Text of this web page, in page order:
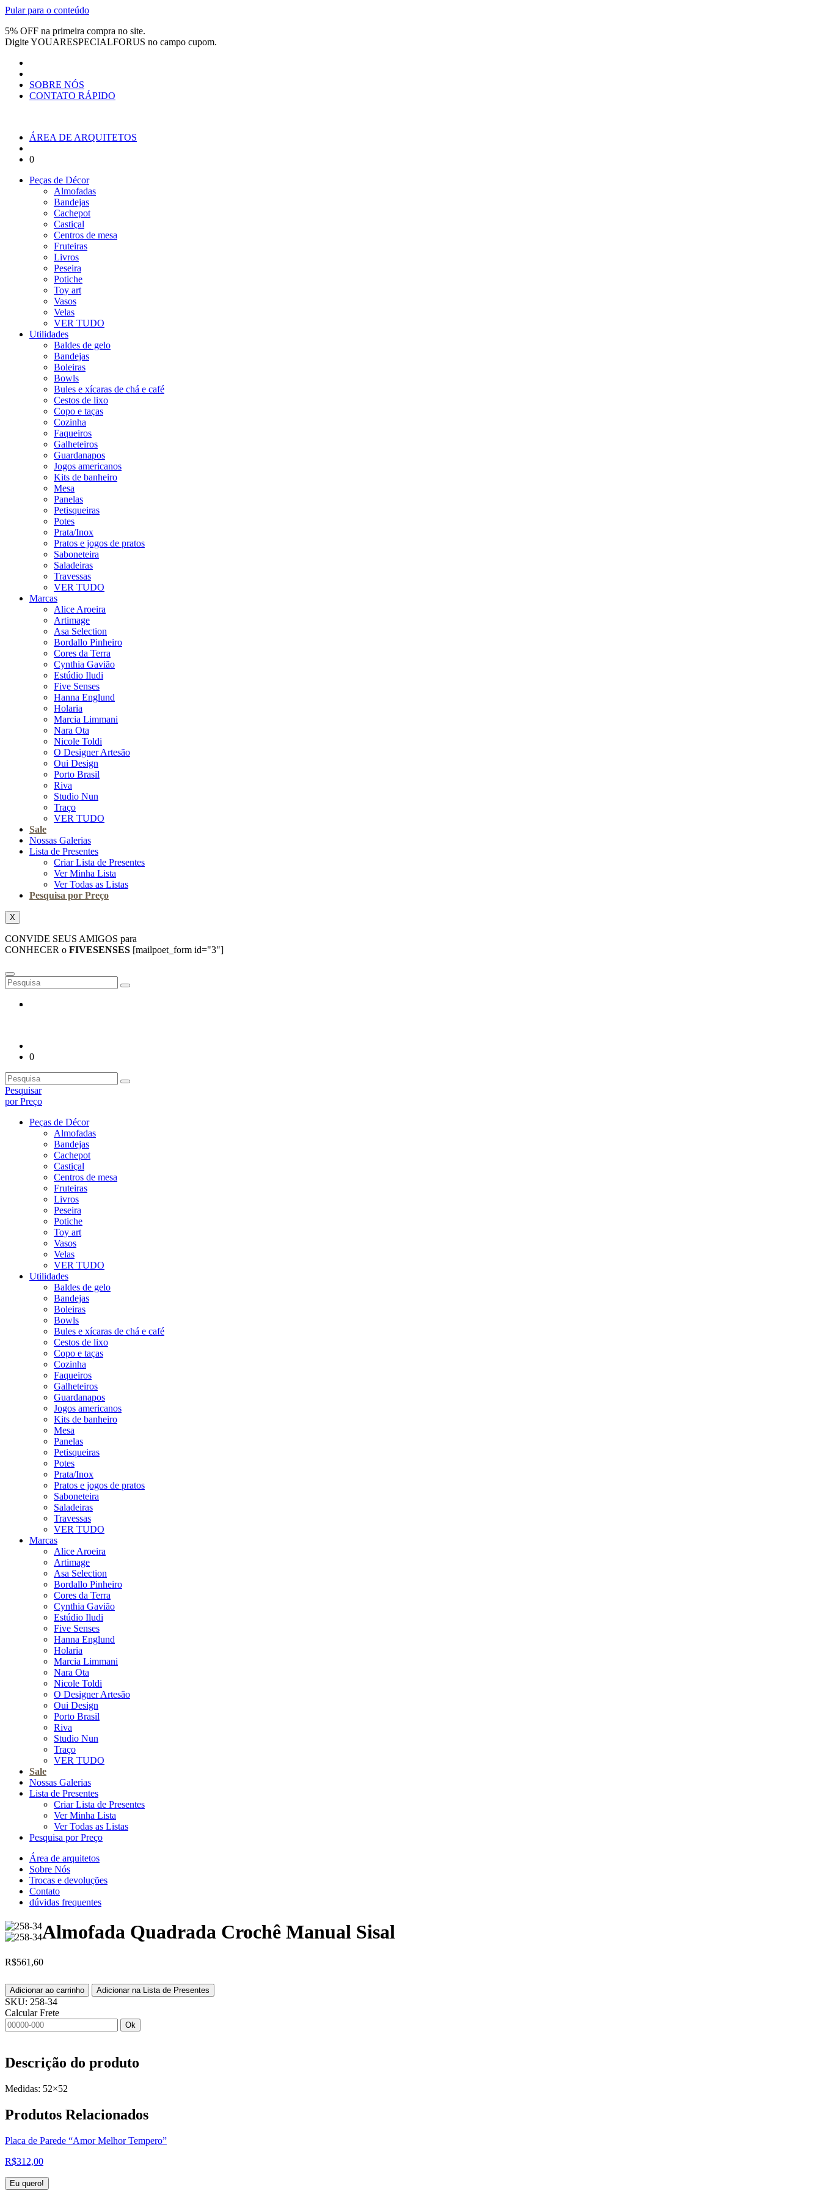
Pular para o conteúdo
5% OFF na primeira compra no site.
DigiteYOUARESPECIALFORUS no campo cupom.
SOBRE NÓS
CONTATO RÁPIDO
ÁREA DE ARQUITETOS
0
Peças de Décor
Almofadas
Bandejas
Cachepot
Castiçal
Centros de mesa
Fruteiras
Livros
Peseira
Potiche
Toy art
Vasos
Velas
VER TUDO
Utilidades
Baldes de gelo
Bandejas
Boleiras
Bowls
Bules e xícaras de chá e café
Cestos de lixo
Copo e taças
Cozinha
Faqueiros
Galheteiros
Guardanapos
Jogos americanos
Kits de banheiro
Mesa
Panelas
Petisqueiras
Potes
Prata/Inox
Pratos e jogos de pratos
Saboneteira
Saladeiras
Travessas
VER TUDO
Marcas
Alice Aroeira
Artimage
Asa Selection
Bordallo Pinheiro
Cores da Terra
Cynthia Gavião
Estúdio Iludi
Five Senses
Hanna Englund
Holaria
Marcia Limmani
Nara Ota
Nicole Toldi
O Designer Artesão
Oui Design
Porto Brasil
Riva
Studio Nun
Traço
VER TUDO
Sale
Nossas Galerias
Lista de Presentes
Criar Lista de Presentes
Ver Minha Lista
Ver Todas as Listas
Pesquisa por Preço
X
CONVIDE SEUS AMIGOS para
CONHECER o FIVESENSES [mailpoet_form id="3"]
0
Pesquisar
por Preço
Peças de Décor
Almofadas
Bandejas
Cachepot
Castiçal
Centros de mesa
Fruteiras
Livros
Peseira
Potiche
Toy art
Vasos
Velas
VER TUDO
Utilidades
Baldes de gelo
Bandejas
Boleiras
Bowls
Bules e xícaras de chá e café
Cestos de lixo
Copo e taças
Cozinha
Faqueiros
Galheteiros
Guardanapos
Jogos americanos
Kits de banheiro
Mesa
Panelas
Petisqueiras
Potes
Prata/Inox
Pratos e jogos de pratos
Saboneteira
Saladeiras
Travessas
VER TUDO
Marcas
Alice Aroeira
Artimage
Asa Selection
Bordallo Pinheiro
Cores da Terra
Cynthia Gavião
Estúdio Iludi
Five Senses
Hanna Englund
Holaria
Marcia Limmani
Nara Ota
Nicole Toldi
O Designer Artesão
Oui Design
Porto Brasil
Riva
Studio Nun
Traço
VER TUDO
Sale
Nossas Galerias
Lista de Presentes
Criar Lista de Presentes
Ver Minha Lista
Ver Todas as Listas
Pesquisa por Preço
Área de arquitetos
Sobre Nós
Trocas e devoluções
Contato
dúvidas frequentes
Almofada Quadrada Crochê Manual Sisal
R$561,60
Adicionar ao carrinho Adicionar na Lista de Presentes
SKU: 258-34
Calcular Frete
Ok
Descrição do produto
Medidas: 52×52
Produtos Relacionados
Placa de Parede “Amor Melhor Tempero”
R$312,00
Eu quero!